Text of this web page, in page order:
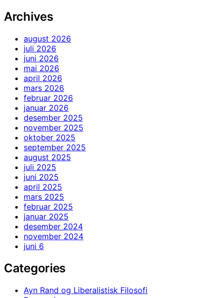
Archives
august 2026
juli 2026
juni 2026
mai 2026
april 2026
mars 2026
februar 2026
januar 2026
desember 2025
november 2025
oktober 2025
september 2025
august 2025
juli 2025
juni 2025
april 2025
mars 2025
februar 2025
januar 2025
desember 2024
november 2024
juni 6
Categories
Ayn Rand og Liberalistisk Filosofi